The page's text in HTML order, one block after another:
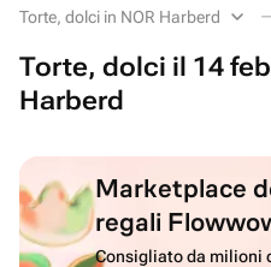
Torte, dolci in NOR Harberd
Torte, dolci il 14
Harberd
Marketplace
regali
Consigliato da milioni